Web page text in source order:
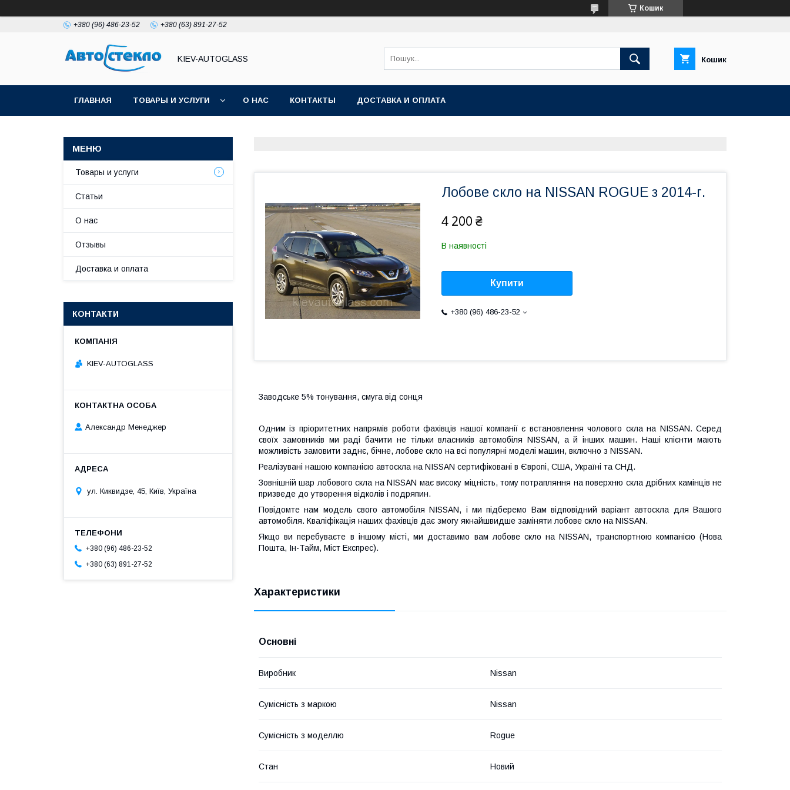
Кошик
+380 (96) 486-23-52 +380 (63) 891-27-52
KIEV-AUTOGLASS Кошик
ГЛАВНАЯ ТОВАРЫ И УСЛУГИ О НАС КОНТАКТЫ ДОСТАВКА И ОПЛАТА
Лобове скло на NISSAN ROGUE з 2014-г.
4 200 ₴
В наявності
Купити
+380 (96) 486-23-52
Заводське 5% тонування, смуга від сонця
Одним із пріоритетних напрямів роботи фахівців нашої компанії є встановлення чолового скла на NISSAN. Серед
своїх замовників ми раді бачити не тільки власників автомобіля NISSAN, а й інших машин. Наші клієнти мають
можливість замовити заднє, бічне, лобове скло на всі популярні моделі машин, включно з NISSAN.
Реалізувані нашою компанією автоскла на NISSAN сертифіковані в Європі, США, Україні та СНД.
Зовнішній шар лобового скла на NISSAN має високу міцність, тому потрапляння на поверхню скла дрібних камінців не
призведе до утворення відколів і подряпин.
Повідомте нам модель свого автомобіля NISSAN, і ми підберемо Вам відповідний варіант автоскла для Вашого
автомобіля. Кваліфікація наших фахівців дає змогу якнайшвидше заміняти лобове скло на NISSAN.
Якщо ви перебуваєте в іншому місті, ми доставимо вам лобове скло на NISSAN, транспортною компанією (Нова
Пошта, Ін-Тайм, Міст Експрес).
Характеристики
Основні
Виробник Nissan
Сумісність з маркою Nissan
Сумісність з моделлю Rogue
Стан Новий
Товары и услуги
Статьи
О нас
Отзывы
Доставка и оплата
КОНТАКТИ
KIEV-AUTOGLASS
Александр Менеджер
ул. Киквидзе, 45, Київ, Україна
+380 (96) 486-23-52
+380 (63) 891-27-52